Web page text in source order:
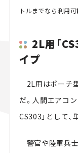
トルまでなら利用可
2L用「
イプ
2L用はポーチ
だ。人間エアコ
CS303」として、
警官や陸軍兵